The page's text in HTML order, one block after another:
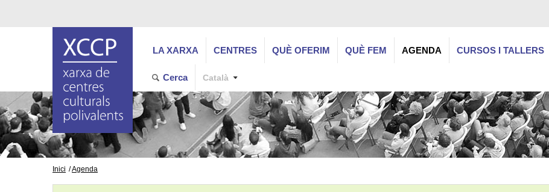
LA XARXA CENTRES QUÈ OFERIM QUÈ FEM AGENDA CURSOS I TALLERS
Cerca Català
Inici Agenda